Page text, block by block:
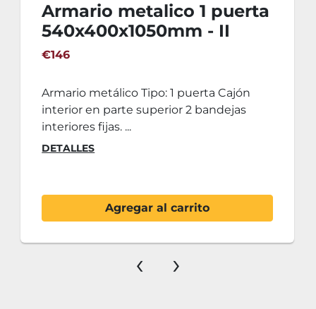
Armario metalico 1 puerta
540x400x1050mm - II
€146
Armario metálico Tipo: 1 puerta Cajón
interior en parte superior 2 bandejas
interiores fijas. ...
DETALLES
Agregar al carrito
‹ ›